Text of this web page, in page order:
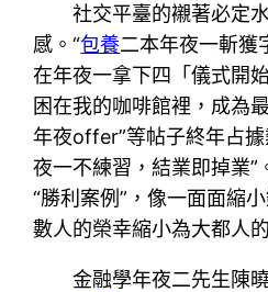
社交平臺的襯著必定
感。“包養二本年夜一斬獲
在年夜一拿下四「儀式開
困在我的咖啡館裡，成為
年夜offer”等帖子終年占
夜一不練習，結業即掉業”
“勝利案例”，像一面面縮
數人的榮幸縮小為大都人
金融學年夜二先生陳